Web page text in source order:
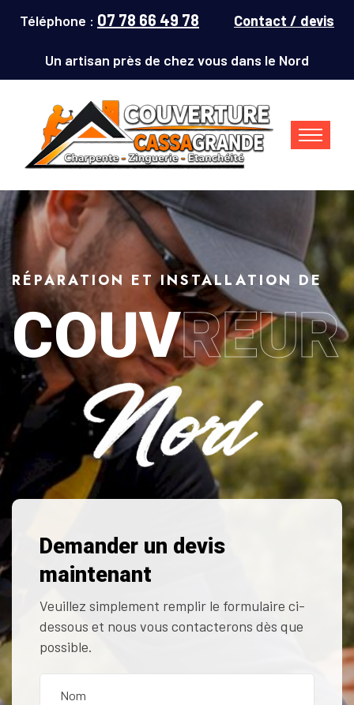
Téléphone : 07 78 66 49 78 Contact / devis
Un artisan près de chez vous dans le Nord
RÉPARATION ET INSTALLATION DE
Couvreur Denain (59220) :
COUVREUR
Demander un devis
maintenant
Veuillez simplement remplir le formulaire ci-
dessous et nous vous contacterons dès que
possible.